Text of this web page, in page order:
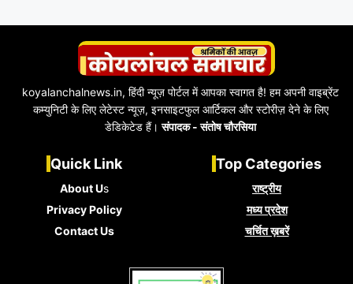
koyalanchalnews.in, हिंदी न्यूज़ पोर्टल में आपका स्वागत है! हम अपनी वाइब्रेंट
कम्युनिटी के लिए लेटेस्ट न्यूज़, इनसाइटफुल आर्टिकल और स्टोरीज़ देने के लिए
डेडिकेटेड हैं।संपादक - संतोष चौरसिया
Quick Link
About Us
Privacy Policy
Contact Us
Top Categories
राष्ट्रीय
मध्य प्रदेश
चर्चित ख़बरें